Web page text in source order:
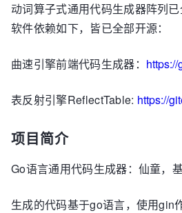
动词算子式通用代码生成器阵列
软件依赖如下，皆已全部开源：
曲速引擎前端代码生成器：
表反射引擎ReflectTable: https://
项目简介
Go语言通用代码生成器：仙童，
生成的代码基于go语言，使用gin